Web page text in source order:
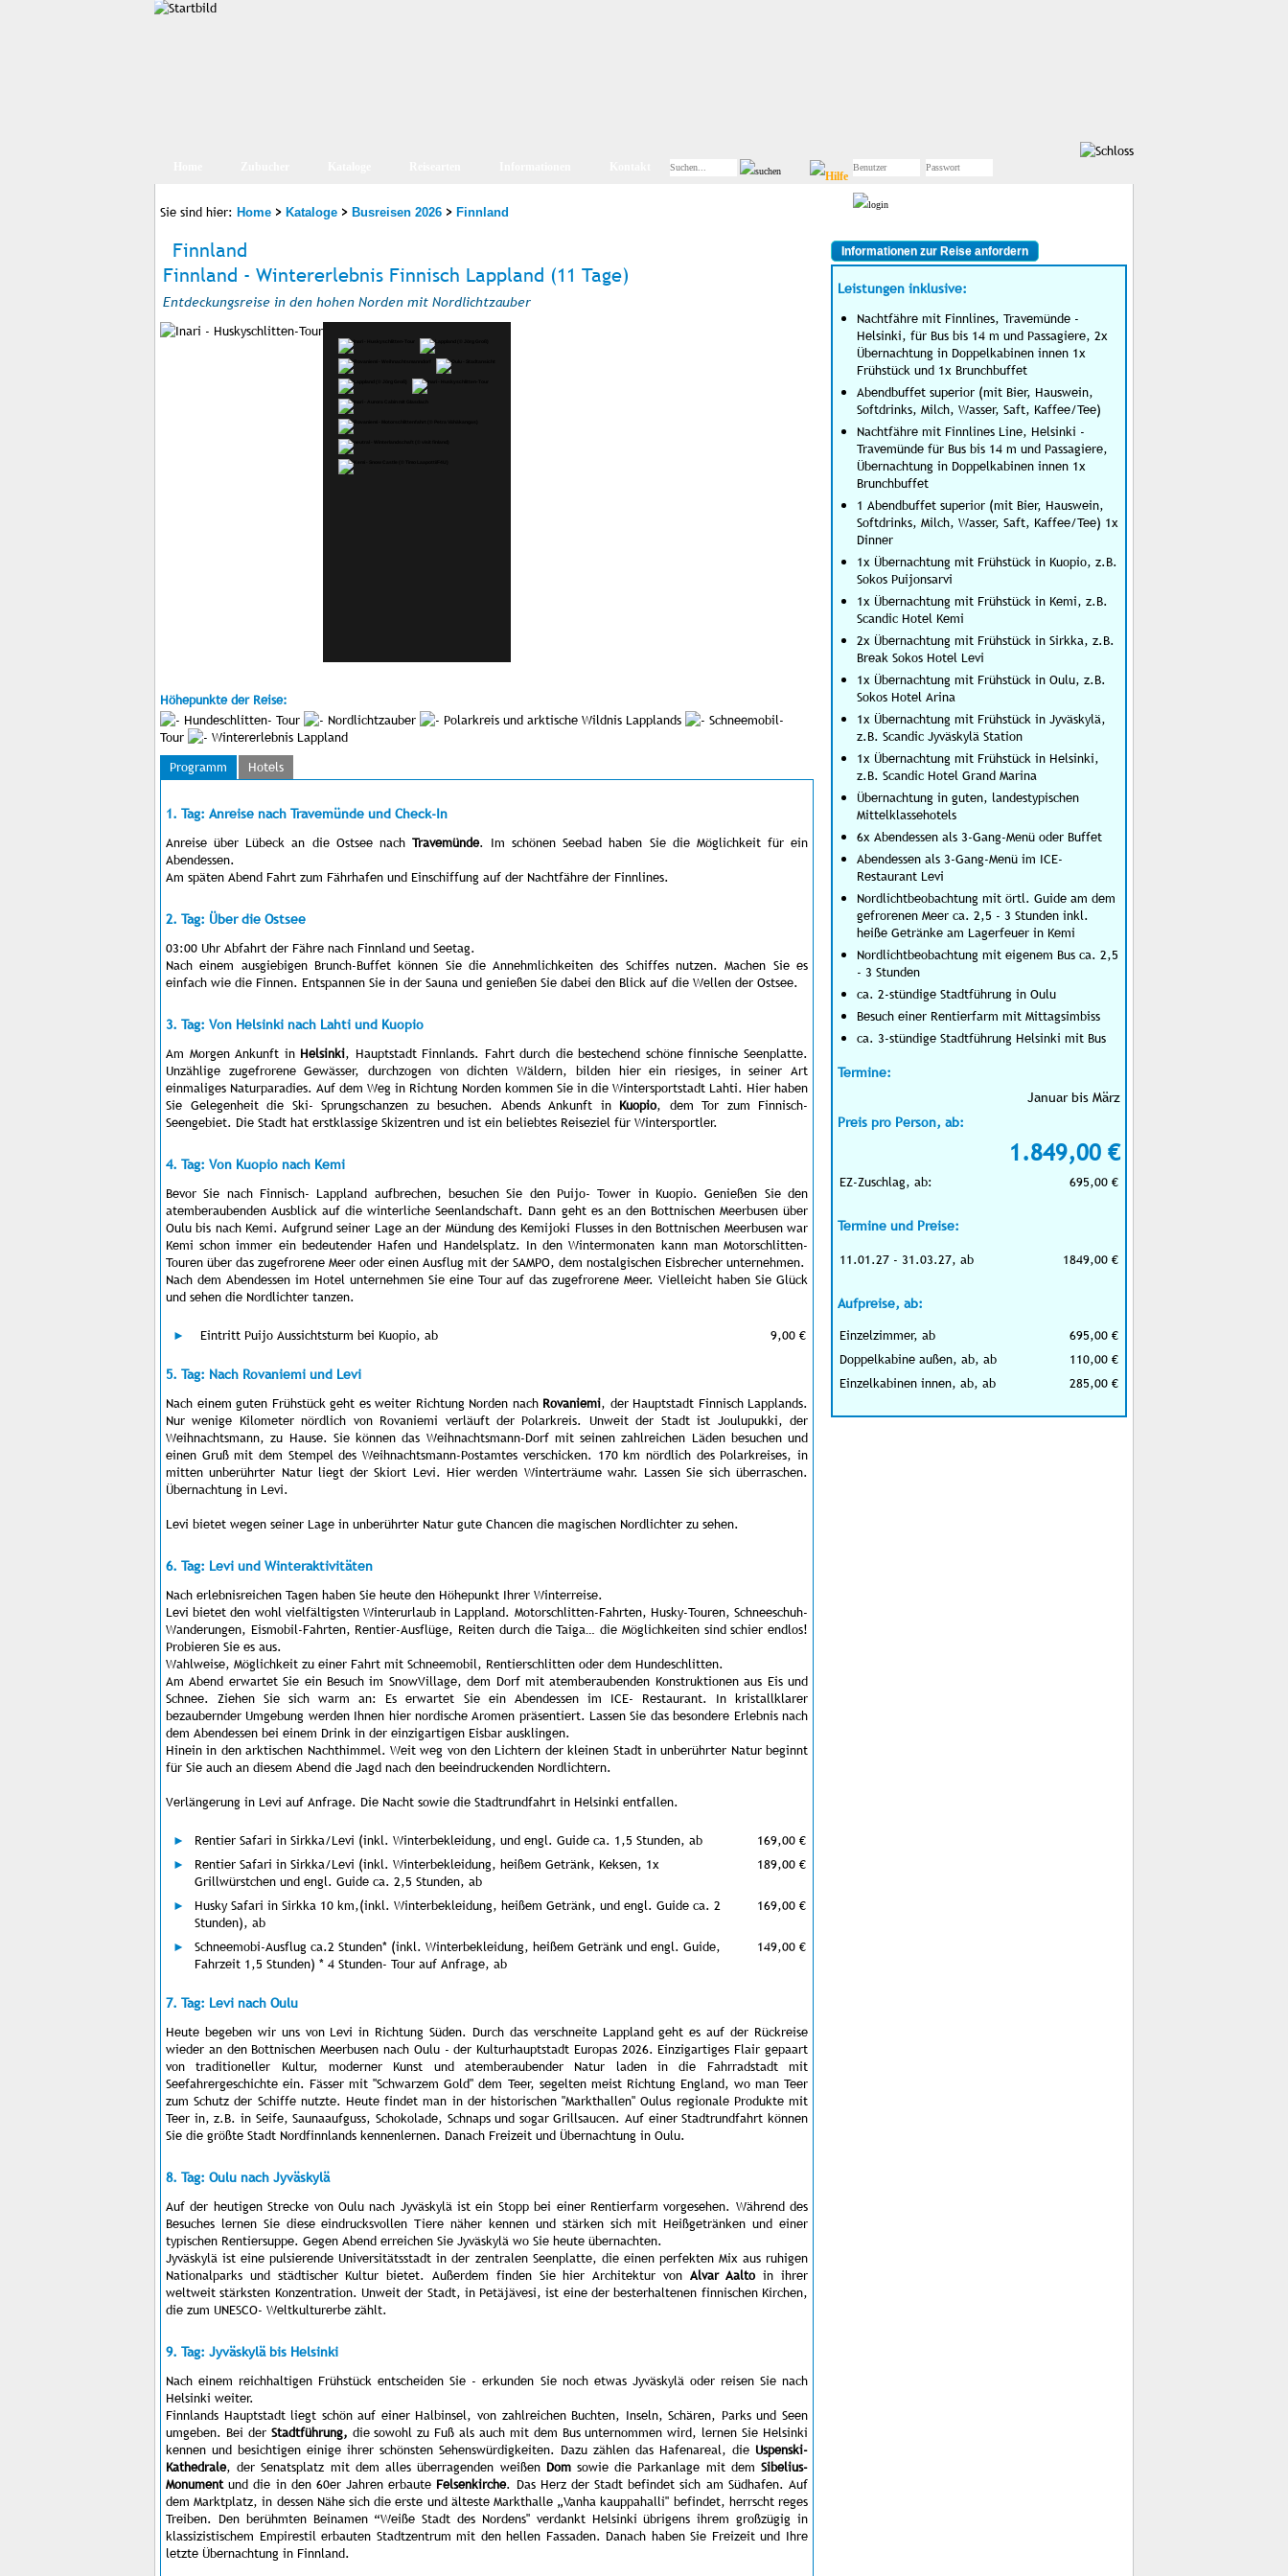
Sie sind hier: Home > Kataloge > Busreisen 2026 > Finnland
Finnland
Finnland - Wintererlebnis Finnisch Lappland (11 Tage)
Entdeckungsreise in den hohen Norden mit Nordlichtzauber
Höhepunkte der Reise:
Hundeschlitten- Tour
Nordlichtzauber Polarkreis und arktische Wildnis Lapplands
Schneemobil-
Tour
Wintererlebnis Lappland
Programm
Hotels
1. Tag: Anreise nach Travemünde und Check-In
Anreise über Lübeck an die Ostsee nach Travemünde. Im schönen Seebad haben Sie die Möglichkeit für ein
Abendessen.
Am späten Abend Fahrt zum Fährhafen und Einschiffung auf der Nachtfähre der Finnlines.
2. Tag: Über die Ostsee
03:00 Uhr Abfahrt der Fähre nach Finnland und Seetag.
Nach einem ausgiebigen Brunch-Buffet können Sie die Annehmlichkeiten des Schiffes nutzen. Machen Sie es
einfach wie die Finnen. Entspannen Sie in der Sauna und genießen Sie dabei den Blick auf die Wellen der Ostsee.
3. Tag: Von Helsinki nach Lahti und Kuopio
Am Morgen Ankunft in Helsinki, Hauptstadt Finnlands. Fahrt durch die bestechend schöne finnische Seenplatte.
Unzählige zugefrorene Gewässer, durchzogen von dichten Wäldern, bilden hier ein riesiges, in seiner Art
einmaliges Naturparadies. Auf dem Weg in Richtung Norden kommen Sie in die Wintersportstadt Lahti. Hier haben
Sie Gelegenheit die Ski- Sprungschanzen zu besuchen. Abends Ankunft in Kuopio, dem Tor zum Finnisch-
Seengebiet. Die Stadt hat erstklassige Skizentren und ist ein beliebtes Reiseziel für Wintersportler.
4. Tag: Von Kuopio nach Kemi
Bevor Sie nach Finnisch- Lappland aufbrechen, besuchen Sie den Puijo- Tower in Kuopio. Genießen Sie den
atemberaubenden Ausblick auf die winterliche Seenlandschaft. Dann geht es an den Bottnischen Meerbusen über
Oulu bis nach Kemi. Aufgrund seiner Lage an der Mündung des Kemijoki Flusses in den Bottnischen Meerbusen war
Kemi schon immer ein bedeutender Hafen und Handelsplatz. In den Wintermonaten kann man Motorschlitten-
Touren über das zugefrorene Meer oder einen Ausflug mit der SAMPO, dem nostalgischen Eisbrecher unternehmen.
Nach dem Abendessen im Hotel unternehmen Sie eine Tour auf das zugefrorene Meer. Vielleicht haben Sie Glück
und sehen die Nordlichter tanzen.
Eintritt Puijo Aussichtsturm bei Kuopio, ab 9,00 €
5. Tag: Nach Rovaniemi und Levi
Nach einem guten Frühstück geht es weiter Richtung Norden nach Rovaniemi, der Hauptstadt Finnisch Lapplands.
Nur wenige Kilometer nördlich von Rovaniemi verläuft der Polarkreis. Unweit der Stadt ist Joulupukki, der
Weihnachtsmann, zu Hause. Sie können das Weihnachtsmann-Dorf mit seinen zahlreichen Läden besuchen und
einen Gruß mit dem Stempel des Weihnachtsmann-Postamtes verschicken. 170 km nördlich des Polarkreises, in
mitten unberührter Natur liegt der Skiort Levi. Hier werden Winterträume wahr. Lassen Sie sich überraschen.
Übernachtung in Levi.
Levi bietet wegen seiner Lage in unberührter Natur gute Chancen die magischen Nordlichter zu sehen.
6. Tag: Levi und Winteraktivitäten
Nach erlebnisreichen Tagen haben Sie heute den Höhepunkt Ihrer Winterreise.
Levi bietet den wohl vielfältigsten Winterurlaub in Lappland. Motorschlitten-Fahrten, Husky-Touren, Schneeschuh-
Wanderungen, Eismobil-Fahrten, Rentier-Ausflüge, Reiten durch die Taiga… die Möglichkeiten sind schier endlos!
Probieren Sie es aus.
Wahlweise, Möglichkeit zu einer Fahrt mit Schneemobil, Rentierschlitten oder dem Hundeschlitten.
Am Abend erwartet Sie ein Besuch im SnowVillage, dem Dorf mit atemberaubenden Konstruktionen aus Eis und
Schnee. Ziehen Sie sich warm an: Es erwartet Sie ein Abendessen im ICE- Restaurant. In kristallklarer
bezaubernder Umgebung werden Ihnen hier nordische Aromen präsentiert. Lassen Sie das besondere Erlebnis nach
dem Abendessen bei einem Drink in der einzigartigen Eisbar ausklingen.
Hinein in den arktischen Nachthimmel. Weit weg von den Lichtern der kleinen Stadt in unberührter Natur beginnt
für Sie auch an diesem Abend die Jagd nach den beeindruckenden Nordlichtern.
Verlängerung in Levi auf Anfrage. Die Nacht sowie die Stadtrundfahrt in Helsinki entfallen.
Rentier Safari in Sirkka/Levi (inkl. Winterbekleidung, und engl. Guide ca. 1,5 Stunden, ab
169,00 €
Rentier Safari in Sirkka/Levi (inkl. Winterbekleidung, heißem Getränk, Keksen, 1x
Grillwürstchen und engl. Guide ca. 2,5 Stunden, ab
189,00 €
Husky Safari in Sirkka 10 km,(inkl. Winterbekleidung, heißem Getränk, und engl. Guide ca. 2
Stunden), ab
169,00 €
Schneemobi-Ausflug ca.2 Stunden* (inkl. Winterbekleidung, heißem Getränk und engl. Guide,
Fahrzeit 1,5 Stunden) * 4 Stunden- Tour auf Anfrage, ab
149,00 €
7. Tag: Levi nach Oulu
Heute begeben wir uns von Levi in Richtung Süden. Durch das verschneite Lappland geht es auf der Rückreise
wieder an den Bottnischen Meerbusen nach Oulu - der Kulturhauptstadt Europas 2026. Einzigartiges Flair gepaart
von traditioneller Kultur, moderner Kunst und atemberaubender Natur laden in die Fahrradstadt mit
Seefahrergeschichte ein. Fässer mit "Schwarzem Gold" dem Teer, segelten meist Richtung England, wo man Teer
zum Schutz der Schiffe nutzte. Heute findet man in der historischen "Markthallen" Oulus regionale Produkte mit
Teer in, z.B. in Seife, Saunaaufguss, Schokolade, Schnaps und sogar Grillsaucen. Auf einer Stadtrundfahrt können
Sie die größte Stadt Nordfinnlands kennenlernen. Danach Freizeit und Übernachtung in Oulu.
8. Tag: Oulu nach Jyväskylä
Auf der heutigen Strecke von Oulu nach Jyväskylä ist ein Stopp bei einer Rentierfarm vorgesehen. Während des
Besuches lernen Sie diese eindrucksvollen Tiere näher kennen und stärken sich mit Heißgetränken und einer
typischen Rentiersuppe. Gegen Abend erreichen Sie Jyväskylä wo Sie heute übernachten.
Jyväskylä ist eine pulsierende Universitätsstadt in der zentralen Seenplatte, die einen perfekten Mix aus ruhigen
Nationalparks und städtischer Kultur bietet. Außerdem finden Sie hier Architektur von Alvar Aalto in ihrer
weltweit stärksten Konzentration. Unweit der Stadt, in Petäjävesi, ist eine der besterhaltenen finnischen Kirchen,
die zum UNESCO- Weltkulturerbe zählt.
9. Tag: Jyväskylä bis Helsinki
Nach einem reichhaltigen Frühstück entscheiden Sie - erkunden Sie noch etwas Jyväskylä oder reisen Sie nach
Helsinki weiter.
Finnlands Hauptstadt liegt schön auf einer Halbinsel, von zahlreichen Buchten, Inseln, Schären, Parks und Seen
umgeben. Bei der Stadtführung, die sowohl zu Fuß als auch mit dem Bus unternommen wird, lernen Sie Helsinki
kennen und besichtigen einige ihrer schönsten Sehenswürdigkeiten. Dazu zählen das Hafenareal, die Uspenski-
Kathedrale, der Senatsplatz mit dem alles überragenden weißen Domsowie die Parkanlage mit demSibelius-
Monumentund die in den 60er Jahren erbaute Felsenkirche. Das Herz der Stadt befindet sich am Südhafen. Auf
dem Marktplatz, in dessen Nähe sich die erste und älteste Markthalle „Vanha kauppahalli" befindet, herrscht reges
Treiben. Den berühmten Beinamen “Weiße Stadt des Nordens" verdankt Helsinki übrigens ihrem großzügig in
klassizistischem Empirestil erbauten Stadtzentrum mit den hellen Fassaden. Danach haben Sie Freizeit und Ihre
letzte Übernachtung in Finnland.
Informationen zur Reise anfordern
Leistungen inklusive:
Nachtfähre mit Finnlines, Travemünde -
Helsinki, für Bus bis 14 m und Passagiere, 2x
Übernachtung in Doppelkabinen innen 1x
Frühstück und 1x Brunchbuffet
Abendbuffet superior (mit Bier, Hauswein,
Softdrinks, Milch, Wasser, Saft, Kaffee/Tee)
Nachtfähre mit Finnlines Line, Helsinki -
Travemünde für Bus bis 14 m und Passagiere,
Übernachtung in Doppelkabinen innen 1x
Brunchbuffet
1 Abendbuffet superior (mit Bier, Hauswein,
Softdrinks, Milch, Wasser, Saft, Kaffee/Tee) 1x
Dinner
1x Übernachtung mit Frühstück in Kuopio, z.B.
Sokos Puijonsarvi
1x Übernachtung mit Frühstück in Kemi, z.B.
Scandic Hotel Kemi
2x Übernachtung mit Frühstück in Sirkka, z.B.
Break Sokos Hotel Levi
1x Übernachtung mit Frühstück in Oulu, z.B.
Sokos Hotel Arina
1x Übernachtung mit Frühstück in Jyväskylä,
z.B. Scandic Jyväskylä Station
1x Übernachtung mit Frühstück in Helsinki,
z.B. Scandic Hotel Grand Marina
Übernachtung in guten, landestypischen
Mittelklassehotels
6x Abendessen als 3-Gang-Menü oder Buffet
Abendessen als 3-Gang-Menü im ICE-
Restaurant Levi
Nordlichtbeobachtung mit örtl. Guide am dem
gefrorenen Meer ca. 2,5 - 3 Stunden inkl.
heiße Getränke am Lagerfeuer in Kemi
Nordlichtbeobachtung mit eigenem Bus ca. 2,5
- 3 Stunden
ca. 2-stündige Stadtführung in Oulu
Besuch einer Rentierfarm mit Mittagsimbiss
ca. 3-stündige Stadtführung Helsinki mit Bus
Termine:
Januar bis März
Preis pro Person, ab:
1.849,00 €
EZ-Zuschlag, ab: 695,00 €
Termine und Preise:
11.01.27 - 31.03.27, ab
1849,00 €
Aufpreise, ab:
Einzelzimmer, ab
695,00 €
Doppelkabine außen, ab, ab
110,00 €
Einzelkabinen innen, ab, ab
285,00 €